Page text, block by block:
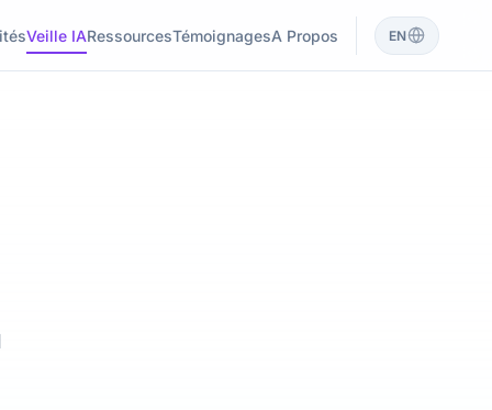
Veille IARessourcesTémoignagesA Propos EN